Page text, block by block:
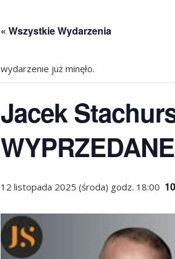
« Wszystkie Wydarzenia
wydarzenie już minęło.
Jacek
WYPRZEDANE
12 listopada 2025 (środa) godz. 18:00